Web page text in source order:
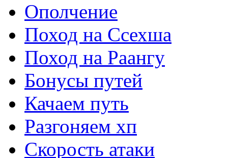
Ополчение
Поход на Ссехша
Поход на Раангу
Бонусы путей
Качаем путь
Разгоняем хп
Скорость атаки